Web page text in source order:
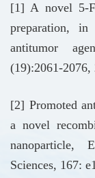
[1] A novel 5-
preparation,
antitumor
(19):2061-2076,
[2] Promoted
a novel
nanoparticle,
Sciences, 167: